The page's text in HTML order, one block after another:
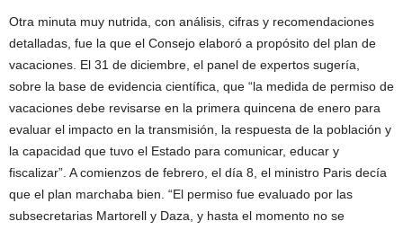
Otra minuta muy nutrida, con análisis, cifras y recomendaciones
detalladas, fue la que el Consejo elaboró a propósito del plan de
vacaciones. El 31 de diciembre, el panel de expertos sugería,
sobre la base de evidencia científica, que “la medida de permiso de
vacaciones debe revisarse en la primera quincena de enero para
evaluar el impacto en la transmisión, la respuesta de la población y
la capacidad que tuvo el Estado para comunicar, educar y
fiscalizar”. A comienzos de febrero, el día 8, el ministro Paris decía
que el plan marchaba bien. “El permiso fue evaluado por las
subsecretarias Martorell y Daza, y hasta el momento no se